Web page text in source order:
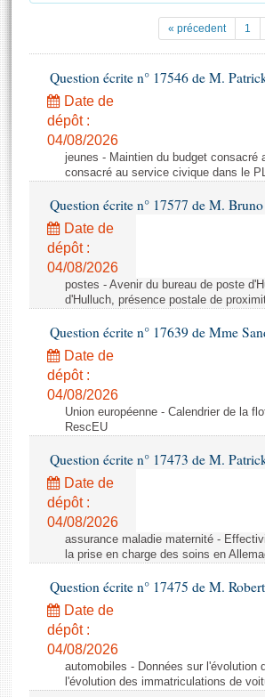
Projets de loi
Propositions de loi
Amendements
Textes adoptés
Rapports législatifs
Rapports sur l'application des lois
Baromètre de l’application des lois
Dossiers législatifs
Budget et sécurité sociale
Questions écrites et orales
Comptes rendus des débats
Documents de référence
( Constitution | Règlement de l'Assemblée
Histoire
Juniors
Anciennes législatures
Contacts et plan d'accès
Photos libres de droit
« précedent 1
Question écrite n° 17546 de M.
Date de
dépôt :
04/08/2026
jeunes - Maintien du budget
consacré au service civique dans le
Question écrite n° 17577 de M.
Date de
dépôt :
04/08/2026
postes - Avenir du bureau de poste
d'Hulluch, présence postale de
Question écrite n° 17639 de Mme
Date de
dépôt :
04/08/2026
Union européenne - Calendrier de la
RescEU
Question écrite n° 17473 de M.
Date de
dépôt :
04/08/2026
assurance maladie maternité -
la prise en charge des soins en
Question écrite n° 17475 de M.
Date de
dépôt :
04/08/2026
automobiles - Données sur l'évolution
l'évolution des immatriculations de